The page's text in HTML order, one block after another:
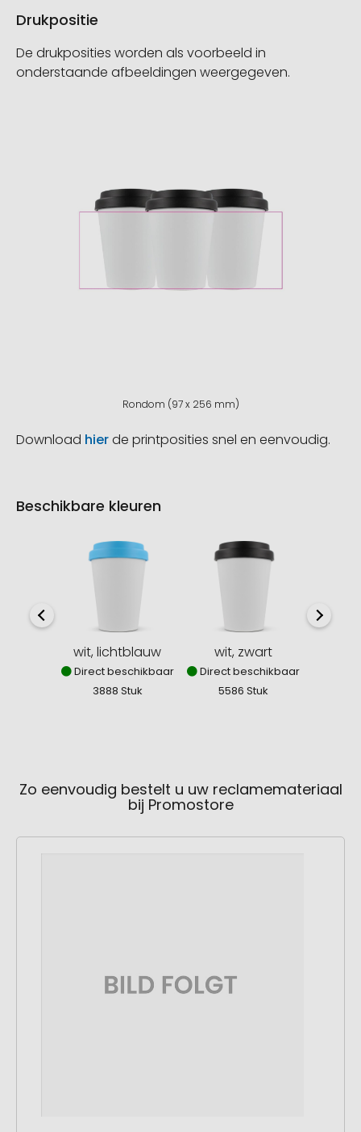
Drukpositie
De drukposities worden als voorbeeld in
onderstaande afbeeldingen weergegeven.
Rondom (97 x 256 mm)
Download hierde printposities snel en eenvoudig.
Beschikbare kleuren
wit, lichtblauw
Direct beschikbaar
3888 Stuk
wit, zwart
Direct beschikbaar
5586 Stuk
Zo eenvoudig bestelt u uw reclamemateriaal
bij Promostore